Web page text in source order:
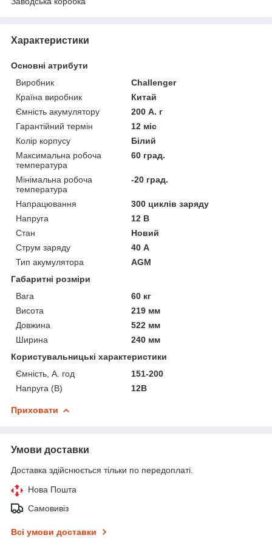
Характеристики
Основні атрибути
Виробник
Challenger
Країна виробник
Китай
Ємність акумулятору
200 А. г
Гарантійний термін
12 міс
Колір корпусу
Білий
Максимальна робоча
температура
60 град.
Мінімальна робоча
температура
-20 град.
Напрацювання
300 циклів заряду
Напруга
12 В
Стан
Новий
Струм заряду
40 А
Тип акумулятора
AGM
Габаритні розміри
Вага
60 кг
Висота
219 мм
Довжина
522 мм
Ширина
240 мм
Користувальницькі характеристики
Ємність, А. год
151-200
Напруга (В)
12В
Приховати
Умови доставки
Доставка здійснюється тільки по передоплаті.
Нова Пошта
Самовивіз
Всі умови доставки